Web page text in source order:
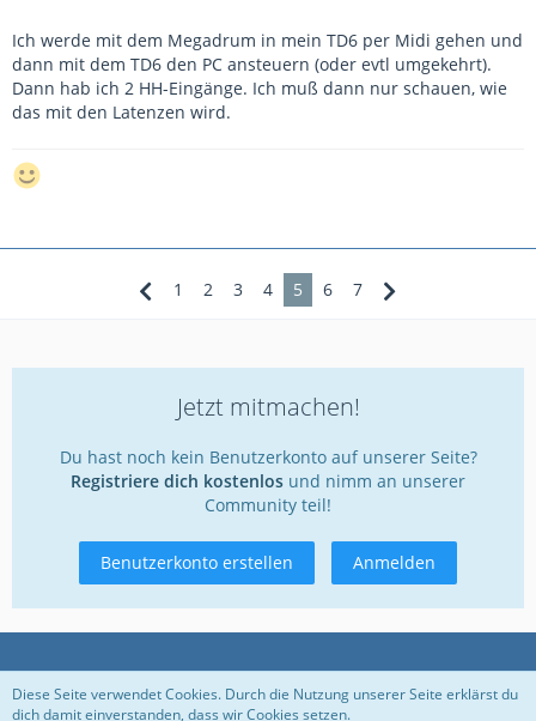
Das Ganze dann über Superior Drummer mit Sounds
versehen. Ist wohl aufgrund des HiHat-Problems die
einfachste Variante.
Deshalb war ich auch gleich sehr interessiert am
refinanzieren könnte);
OK, gibt es irgendwelche Lösungsmöglichkeiten bezgl. des
Ich werde mit dem Megadrum in mein TD6 per Midi gehen und
dann mit dem TD6 den PC ansteuern (oder evtl umgekehrt).
Dann hab ich 2 HH-Eingänge. Ich muß dann nur schauen, wie
das mit den Latenzen wird.
1 2 3 4 5 6 7
Jetzt mitmachen!
Du hast noch kein Benutzerkonto auf unserer Seite?
Registriere dich kostenlos und nimm an unserer
Community teil!
Benutzerkonto erstellen Anmelden
Datenschutzerklärung Kontakt Impressum
Diese Seite verwendet Cookies. Durch die Nutzung unserer Seite erklärst du
dich damit einverstanden, dass wir Cookies setzen.